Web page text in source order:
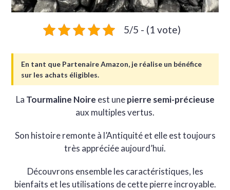
5/5 - (1 vote)
En tant que Partenaire Amazon, je réalise un bénéfice
sur les achats éligibles.
La Tourmaline Noire est unepierre semi-précieuse
aux multiples vertus.
Son histoire remonte à l’Antiquité et elle est toujours
très appréciée aujourd’hui.
Découvrons ensemble les caractéristiques, les
bienfaits et les utilisations de cette pierre incroyable.